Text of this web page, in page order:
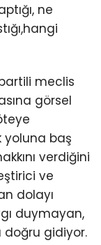
ne
meclis
görsel
yoluna baş
verdiğini
ve
dolayı
duymayan,
doğru gidiyor.